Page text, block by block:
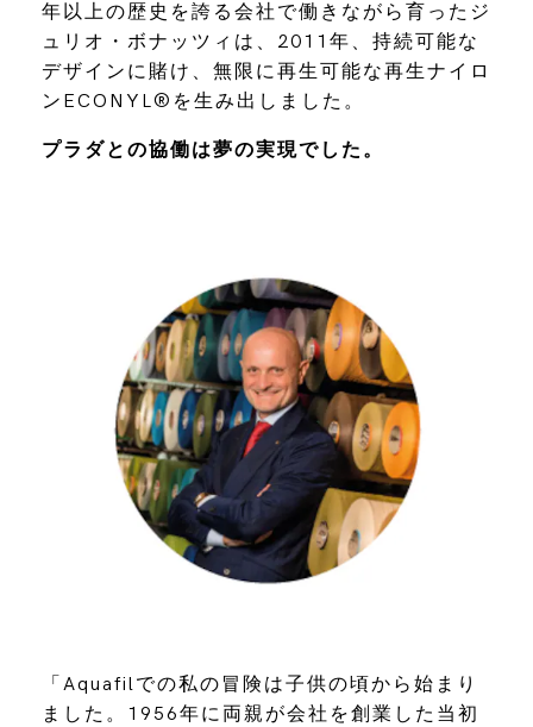
年以上の歴史を誇る会社で働きながら育ったジ
ュリオ・ボナッツィは、2011年、持続可能な
デザインに賭け、無限に再生可能な再生ナイロ
ンECONYL®を生み出しました。
プラダとの協働は夢の実現でした。
「Aquafilでの私の冒険は子供の頃から始まり
ました。1956年に両親が会社を創業した当初